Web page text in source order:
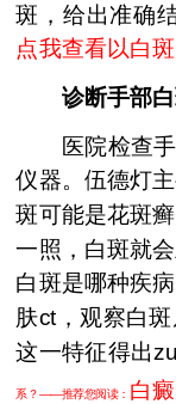
斑，给出准确结
点我查看以白
诊断手部白
医院检查手
仪器。伍德灯
斑可能是花斑
一照，白斑就
白斑是哪种疾
肤ct，观察白
这一特征得出
系？——推荐您阅读： 白